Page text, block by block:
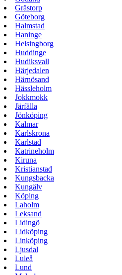
Grästorp
Göteborg
Halmstad
Haninge
Helsingborg
Huddinge
Hudiksvall
Härjedalen
Härnösand
Hässleholm
Jokkmokk
Järfälla
Jönköping
Kalmar
Karlskrona
Karlstad
Katrineholm
Kiruna
Kristianstad
Kungsbacka
Kungälv
Köping
Laholm
Leksand
Lidingö
Lidköping
Linköping
Ljusdal
Luleå
Lund